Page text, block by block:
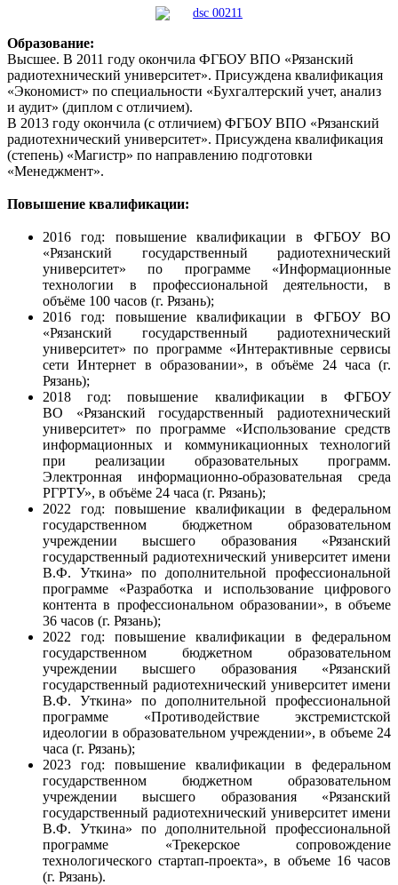
Образование:
Высшее. В 2011 году окончила ФГБОУ ВПО «Рязанский
радиотехнический университет». Присуждена квалификация
«Экономист» по специальности «Бухгалтерский учет, анализ
и аудит» (диплом с отличием).
В 2013 году окончила (с отличием) ФГБОУ ВПО «Рязанский
радиотехнический университет». Присуждена квалификация
(степень) «Магистр» по направлению подготовки
«Менеджмент».
Повышение квалификации:
2016 год: повышение квалификации в ФГБОУ ВО
«Рязанский государственный радиотехнический
университет» по программе «Информационные
технологии в профессиональной деятельности, в
объёме 100 часов (г. Рязань);
2016год: повышение квалификации в ФГБОУ ВО
«Рязанский государственный радиотехнический
университет» по программе «Интерактивные сервисы
сети Интернет в образовании», в объёме 24 часа (г.
Рязань);
2018 год: повышение квалификации в ФГБОУ
ВО «Рязанский государственный радиотехнический
университет» по программе «Использование средств
информационных и коммуникационных технологий
при реализации образовательных программ.
Электронная информационно-образовательная среда
РГРТУ», в объёме 24 часа (г. Рязань);
2022 год: повышение квалификации в федеральном
государственном бюджетном образовательном
учреждении высшего образования «Рязанский
государственный радиотехнический университет имени
В.Ф. Уткина» по дополнительной профессиональной
программе «Разработка и использование цифрового
контента в профессиональном образовании», в объеме
36 часов (г. Рязань);
2022 год: повышение квалификации в федеральном
государственном бюджетном образовательном
учреждении высшего образования «Рязанский
государственный радиотехнический университет имени
В.Ф. Уткина» по дополнительной профессиональной
программе «Противодействие экстремистской
идеологии в образовательном учреждении», в объеме 24
часа (г. Рязань);
2023 год: повышение квалификации в федеральном
государственном бюджетном образовательном
учреждении высшего образования «Рязанский
государственный радиотехнический университет имени
В.Ф. Уткина» по дополнительной профессиональной
программе «Трекерское сопровождение
технологического стартап-проекта», в объеме 16 часов
(г. Рязань).